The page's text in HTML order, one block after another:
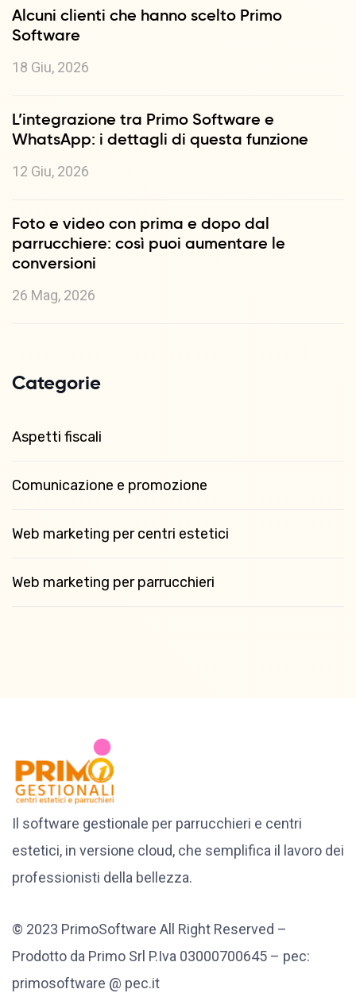
Alcuni clienti che hanno scelto Primo
Software
18 Giu, 2026
L’integrazione tra Primo Software e
WhatsApp: i dettagli di questa funzione
12 Giu, 2026
Foto e video con prima e dopo dal
parrucchiere: così puoi aumentare le
conversioni
26 Mag, 2026
Categorie
Aspetti fiscali
Comunicazione e promozione
Web marketing per centri estetici
Web marketing per parrucchieri
Il software gestionale per parrucchieri e centri
estetici, in versione cloud, che semplifica il lavoro dei
professionisti della bellezza.
© 2023 PrimoSoftware All Right Reserved –
Prodotto da Primo Srl P.Iva 03000700645 – pec:
primosoftware @ pec.it